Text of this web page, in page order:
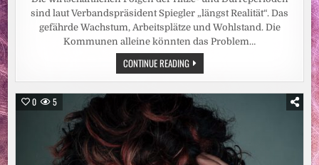
sind laut Verbandspräsident Spiegler „längst Realität“. Das
gefährde Wachstum, Arbeitsplätze und Wohlstand. Die
Kommunen alleine könnten das Problem…
CONTINUE READINGHITZEWELLE:
STÄDTE-
UND
FORDERT
„NATIONALEN
KRAFTAKT
FÜR
WASSERVERSORGUNG“
0 5